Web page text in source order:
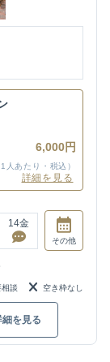
6,000円
1人あたり・税込）
詳細を見る
14金
その他
相談 空き枠なし
細を見る